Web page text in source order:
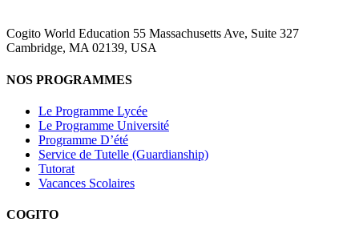
Cogito World Education 55 Massachusetts Ave, Suite 327
Cambridge, MA 02139, USA
NOS PROGRAMMES
Le Programme Lycée
Le Programme Université
Programme D’été
Service de Tutelle (Guardianship)
Tutorat
Vacances Scolaires
COGITO